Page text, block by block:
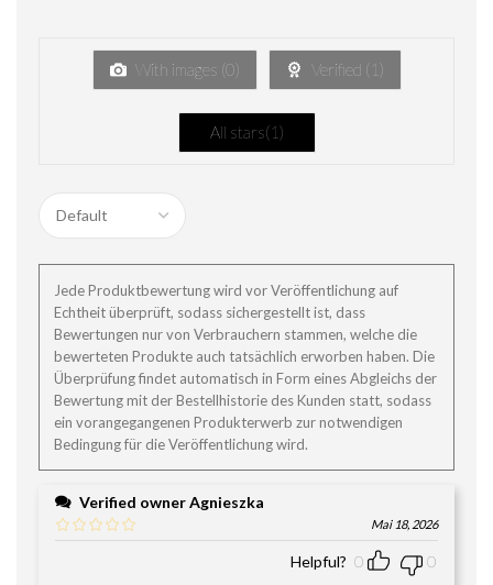
With images (0) Verified ( 1 )
All stars(1)
Jede Produktbewertung wird vor Veröffentlichung auf
Echtheit überprüft, sodass sichergestellt ist, dass
Bewertungen nur von Verbrauchern stammen, welche die
bewerteten Produkte auch tatsächlich erworben haben. Die
Überprüfung findet automatisch in Form eines Abgleichs der
Bewertung mit der Bestellhistorie des Kunden statt, sodass
ein vorangegangenen Produkterwerb zur notwendigen
Bedingung für die Veröffentlichung wird.
Verified ownerAgnieszka
Mai 18, 2026
Helpful? 0 0